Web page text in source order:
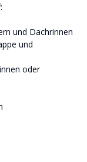
und Dachrinnen
und
oder